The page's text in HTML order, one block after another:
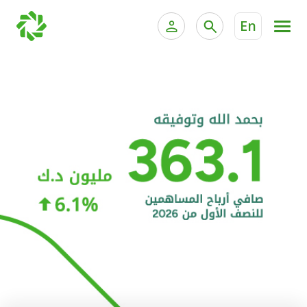
En
الخدمات المصرفية الإلكترونية للشركات
خدمة "بيتك" للتداول الإلكتروني
الحسابات المصرفية
البطاقات
"برامج العملاء"